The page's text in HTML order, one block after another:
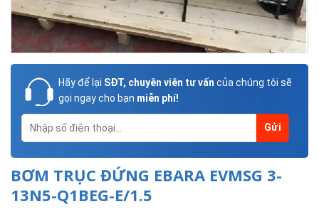
Hãy để lại SĐT, chuyên viên tư vấn của chúng tôi sẽ
gọi ngay cho bạn miễn phí!
BƠM TRỤC ĐỨNG EBARA EVMSG 3-
13N5-Q1BEG-E/1.5